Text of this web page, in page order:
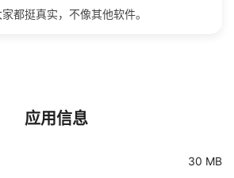
都挺真实，不像其他软件。
应用信息
30 MB